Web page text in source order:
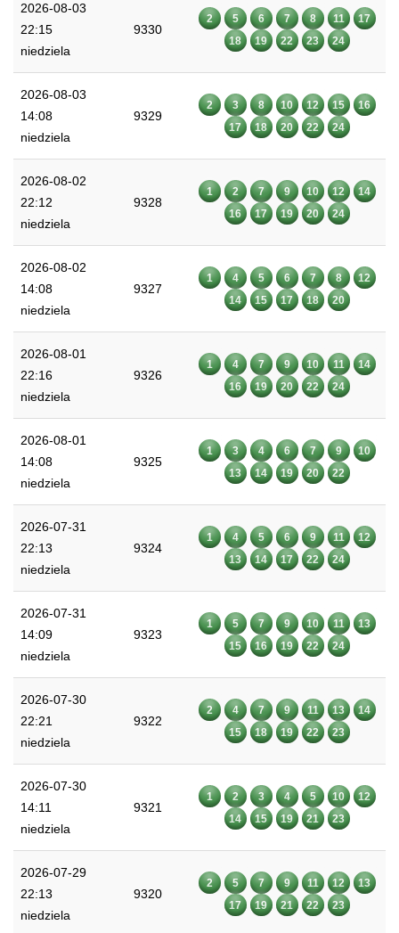
2026-08-03
22:15
niedziela
9330
2 5 6 7 8 11
17
18
19 22 23 24
2026-08-03
14:08
niedziela
9329
2 3 8 10 12 15
16
17
18 20 22 24
2026-08-02
22:12
niedziela
9328
1 2 7 9 10 12
14
16
17 19 20 24
2026-08-02
14:08
niedziela
9327
1 4 5 6 7 8
12
14
15 17 18 20
2026-08-01
22:16
niedziela
9326
1 4 7 9 10 11
14
16
19 20 22 24
2026-08-01
14:08
niedziela
9325
1 3 4 6 7 9
10
13
14 19 20 22
2026-07-31
22:13
niedziela
9324
1 4 5 6 9 11
12
13
14 17 22 24
2026-07-31
14:09
niedziela
9323
1 5 7 9 10 11
13
15
16 19 22 24
2026-07-30
22:21
niedziela
9322
2 4 7 9 11 13
14
15
18 19 22 23
2026-07-30
14:11
niedziela
9321
1 2 3 4 5 10
12
14
15 19 21 23
2026-07-29
22:13
niedziela
9320
2 5 7 9 11 12
13
17
19 21 22 23